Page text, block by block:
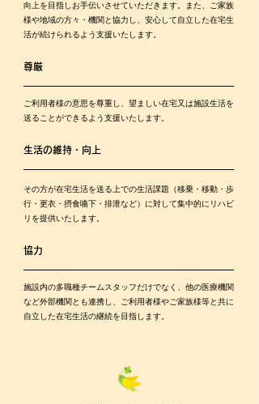
向上を目指しお手伝いさせていただきます。また、ご家族
様や地域の方々・機関と協力し、安心して自立した在宅生
活が続けられるよう支援いたします。
尊厳
ご利用者様の意思を尊重し、望ましい在宅又は施設生活を
送ることができるよう支援いたします。
生活の維持・向上
その方が在宅生活を送る上での生活課題（移乗・移動・歩
行・更衣・摂食嚥下・排泄など）に対して集中的にリハビ
リを提供いたします。
協力
施設内の多職種チームスタッフだけでなく、他の医療機関
など外部機関とも連携し、ご利用者様やご家族様等と共に
自立した在宅生活の継続を目指します。